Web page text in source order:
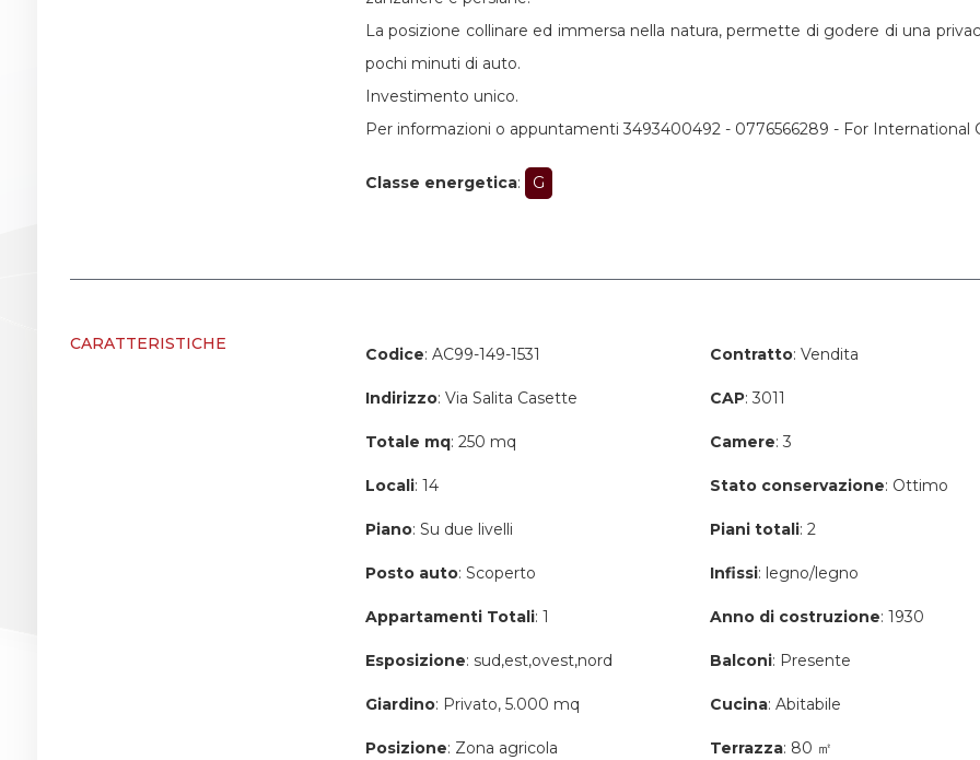
La posizione collinare ed immersa nella natura, permette di godere di una
pochi minuti di auto.
Investimento unico.
Per informazioni o appuntamenti 3493400492 - 0776566289 - For International
Classe energetica: G
CARATTERISTICHE
Codice: AC99-149-1531 Contratto: Vendita
Indirizzo: Via Salita Casette CAP: 3011
Totale mq: 250 mq Camere: 3
Locali: 14 Stato conservazione: Ottimo
Piano: Su due livelli Piani totali: 2
Posto auto: Scoperto Infissi: legno/legno
Appartamenti Totali: 1 Anno di costruzione: 1930
Esposizione: sud,est,ovest,nord Balconi: Presente
Giardino: Privato, 5.000 mq Cucina: Abitabile
Posizione: Zona agricola Terrazza: 80 ㎡